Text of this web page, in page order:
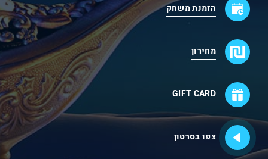
הזמנת משחק
מחירון
GIFT CARD
צפו בסרטון